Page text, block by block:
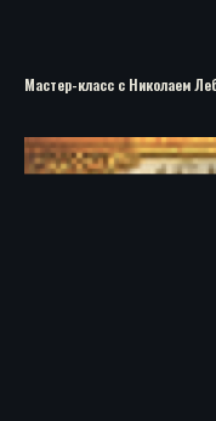
Мастер-класс с Николаем